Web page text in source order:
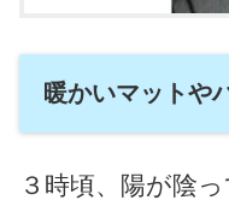
暖かいマットや
３時頃、陽が陰